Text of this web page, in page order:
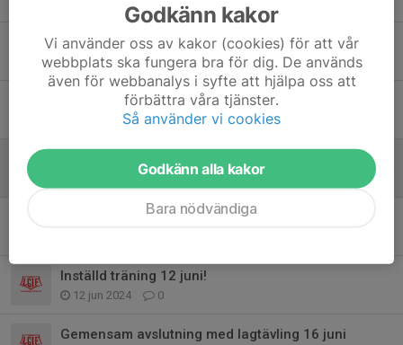
Övernattning i hallen
5 apr 2025 0
Påsk och utesäsongen närmar sig!
5 apr 2025 0
0
Träning i sommar och start i höst
Inställd träning 12 juni!
12 jun 2024 0
Gemensam avslutning med lagtävling 16 juni
Godkänn kakor
Vi använder oss av kakor (cookies) för att vår
webbplats ska fungera bra för dig. De används
även för webbanalys i syfte att hjälpa oss att
förbättra våra tjänster.
Så använder vi cookies
Godkänn alla kakor
Bara nödvändiga